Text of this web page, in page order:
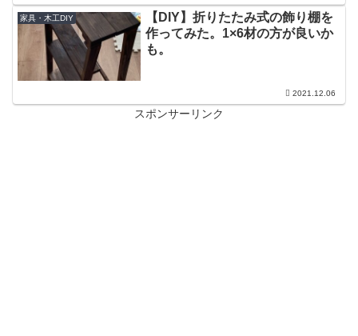
家具・木工DIY
【DIY】折りたたみ式の飾り棚を
作ってみた。1×6材の方が良いか
も。
2021.12.06
スポンサーリンク